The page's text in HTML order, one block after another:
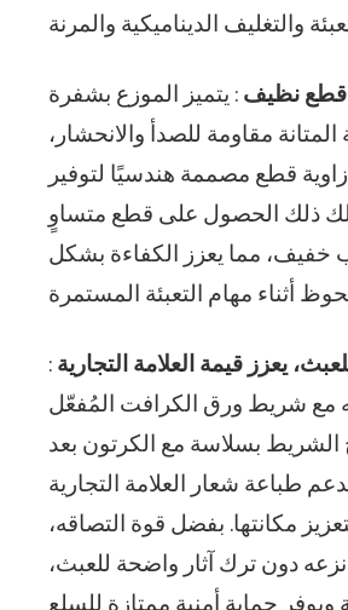
قطع نظيف : يتميز الموزع بشفرة
مقاومة للصدأ والانحشار،
قطع مصممة هندسيًا لتوفير
لك ذلك الحصول على قطع متساوٍ
خفيف، مما يعزز الكفاءة بشكل
يعزز قيمة العلامة التجارية :
مع شريط ورق الكرافت المُفعّل
الشريط بسلاسة مع الكرتون بعد
طباعة شعار العلامة التجارية
مكانتها. بفضل قوة التصاقه،
دون ترك آثار واضحة للعبث،